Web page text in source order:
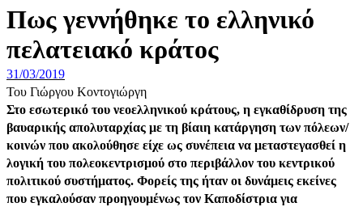
Πως γεννήθηκε το ελληνικό
πελατειακό κράτος
31/03/2019
Του Γιώργου Κοντογιώργη
Στο εσωτερικό του νεοελληνικού κράτους, η εγκαθίδρυση της
βαυαρικής απολυταρχίας με τη βίαιη κατάργηση των πόλεων/
κοινών που ακολούθησε είχε ως συνέπεια να μεταστεγασθεί η
λογική του πολεοκεντρισμού στο περιβάλλον του κεντρικού
πολιτικού συστήματος. Φορείς της ήταν οι δυνάμεις εκείνες
που εγκαλούσαν προηγουμένως τον Καποδίστρια για